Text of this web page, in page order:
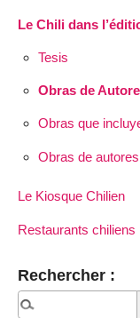
Le Chili dans
Tesis
Obras de
Obras que
Obras de
Le Kiosque Chilien
Restaurants chiliens
Rechercher :